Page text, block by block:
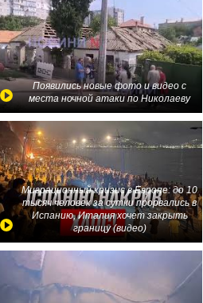
Появились новые фото и видео с
места ночной атаки по Николаеву
Миграционный кризис в Европе: до 10
тысяч человек за сутки прорвались в
Испанию, Италия хочет закрыть
границу (видео)